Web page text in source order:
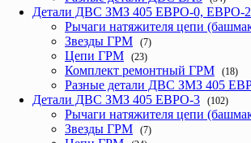
Детали ДВС ЗМЗ 405 ЕВРО-0, ЕВРО-2
Рычаги натяжителя цепи
Звезды ГРМ (7)
Цепи ГРМ (23)
Комплект ремонтный ГРМ (18)
Разные детали ДВС ЗМЗ 405
Детали ДВС ЗМЗ 405 ЕВРО-3 (102)
Рычаги натяжителя цепи
Звезды ГРМ (7)